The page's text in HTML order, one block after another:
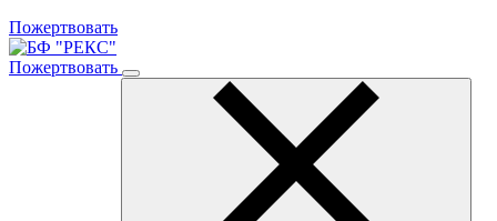
Пожертвовать
Пожертвовать